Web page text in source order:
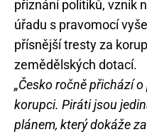
přiznání politiků, vznik
úřadu s pravomocí
přísnější tresty za
zemědělských dotací.
„Česko ročně přichází
korupci. Piráti jsou
plánem, který dokáže